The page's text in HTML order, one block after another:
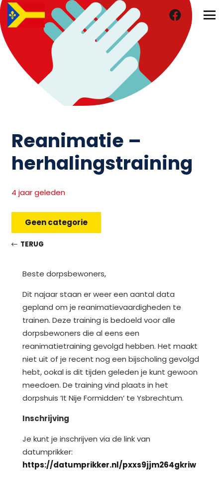
Reanimatie –
herhalingstraining
4 jaar geleden
Geen categorie
TERUG
Beste dorpsbewoners,
Dit najaar staan er weer een aantal data
gepland om je reanimatievaardigheden te
trainen. Deze training is bedoeld voor alle
dorpsbewoners die al eens een
reanimatietraining gevolgd hebben. Het maakt
niet uit of je recent nog een bijscholing gevolgd
hebt, ookal is dit tijden geleden je kunt gewoon
meedoen. De training vind plaats in het
dorpshuis ‘It Nije Formidden’ te Ysbrechtum.
Inschrijving
Je kunt je inschrijven via de link van
datumprikker:
https://datumprikker.nl/pxxs9jjm264gkriw